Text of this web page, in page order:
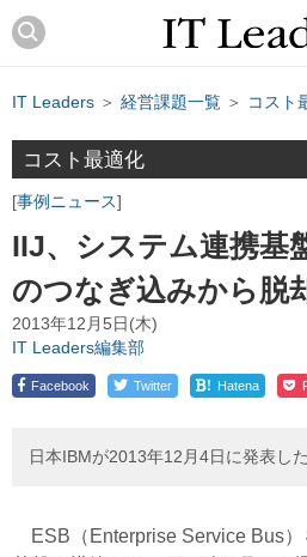
IT Leaders ＞ 経営課題一覧 ＞ コスト
コスト最適化
事例ニュース
IIJ、システム連携基
のつなぎ込みから脱
2013年12月5日(木)
IT Leaders編集部
Facebook Twitter ! Hatena
日本IBMが2013年12月4日に発表した
ESB（Enterprise Service Bus